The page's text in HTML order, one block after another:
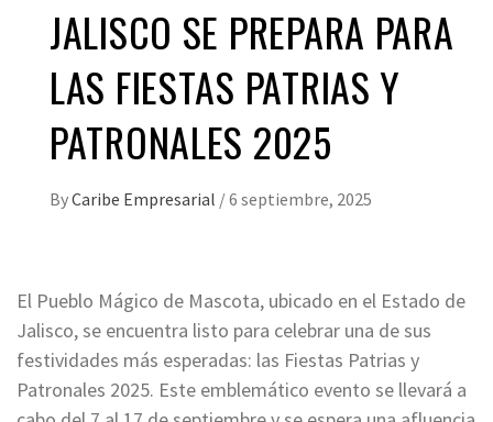
JALISCO SE PREPARA PARA
LAS FIESTAS PATRIAS Y
PATRONALES 2025
ByCaribe Empresarial /6 septiembre, 2025
El Pueblo Mágico de Mascota, ubicado en el Estado de
Jalisco, se encuentra listo para celebrar una de sus
festividades más esperadas: las Fiestas Patrias y
Patronales 2025. Este emblemático evento se llevará a